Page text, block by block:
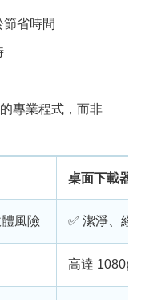
節省時間
專業程式，而非
桌面下載器
風險 ✅ 潔淨、經
高達 1080p